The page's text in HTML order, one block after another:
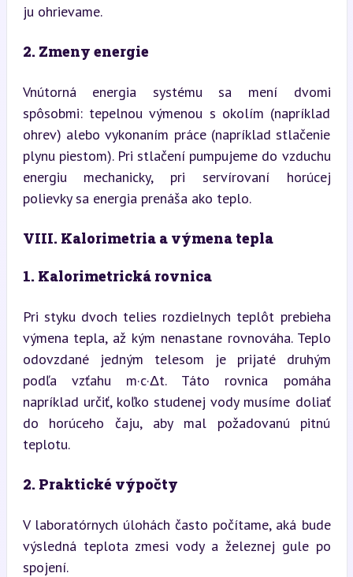
ju ohrievame.
2. Zmeny energie
Vnútorná energia systému sa mení dvomi
spôsobmi: tepelnou výmenou s okolím (napríklad
ohrev) alebo vykonaním práce (napríklad stlačenie
plynu piestom). Pri stlačení pumpujeme do vzduchu
energiu mechanicky, pri servírovaní horúcej
polievky sa energia prenáša ako teplo.
VIII. Kalorimetria a výmena tepla
1. Kalorimetrická rovnica
Pri styku dvoch telies rozdielnych teplôt prebieha
výmena tepla, až kým nenastane rovnováha. Teplo
odovzdané jedným telesom je prijaté druhým
podľa vzťahu m·c·Δt. Táto rovnica pomáha
napríklad určiť, koľko studenej vody musíme doliať
do horúceho čaju, aby mal požadovanú pitnú
teplotu.
2. Praktické výpočty
V laboratórnych úlohách často počítame, aká bude
výsledná teplota zmesi vody a železnej gule po
spojení.